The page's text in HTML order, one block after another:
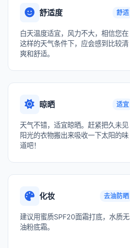
舒适度 舒适
白天温度适宜，风力不大，相信您在
这样的天气条件下，应会感到比较清
爽和舒适。
晾晒 适宜
天气不错，适宜晾晒。赶紧把久未见
阳光的衣物搬出来吸收一下太阳的味
道吧！
化妆 去油防晒
建议用蜜质SPF20面霜打底，水质无
油粉底霜。